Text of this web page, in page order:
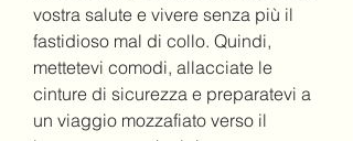
vostra salute e vivere senza più il
fastidioso mal di collo. Quindi,
mettetevi comodi, allacciate le
cinture di sicurezza e preparatevi a
un viaggio mozzafiato verso il